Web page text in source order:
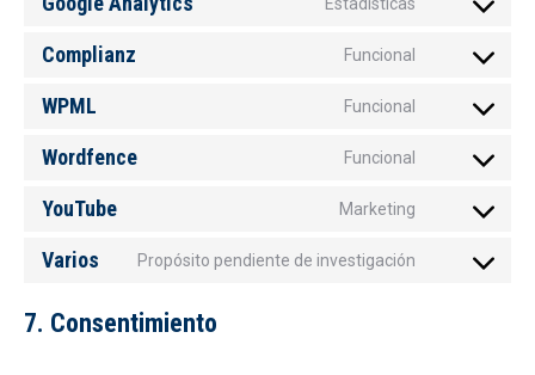
google-
wordpress
Consent
google-
Complianz Funcional
Consent
complianz
WPML Funcional
Consent
wpml
Wordfence Funcional
Consent
wordfence
YouTube Marketing
Consent
Varios Propósito pendiente de investigación
Consent
7. Consentimiento